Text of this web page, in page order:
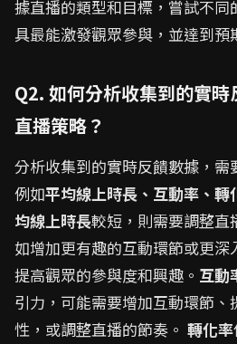
據直播的類型和目標，嘗試不
具最能激發觀眾參與，並達到預
Q2. 如何分析收集到的實
直播策略？
分析收集到的實時反饋數據，需
例如平均線上時長、互動率、轉
均線上時長較短，則需要調整直
如增加更有趣的互動環節或更
提高觀眾的參與度和興趣。 互動
引力，可能需要增加互動環節
性，或調整直播的節奏。 轉化率